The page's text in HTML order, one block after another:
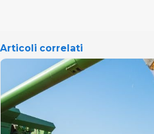
Articoli correlati